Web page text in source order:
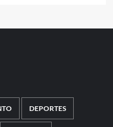
DEPORTES